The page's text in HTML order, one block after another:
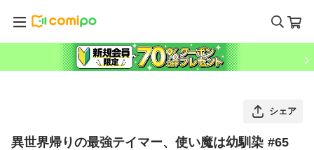
シェア
異世界帰りの最強テイマー、使い魔は幼馴染 #65